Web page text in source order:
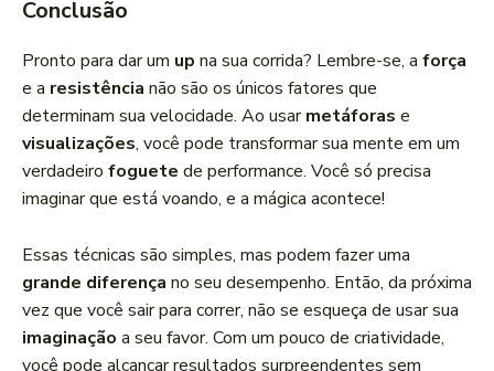
Conclusão
Pronto para dar um up na sua corrida? Lembre-se, a força
e a resistência não são os únicos fatores que
determinam sua velocidade. Ao usarmetáforas e
visualizações, você pode transformar sua mente em um
verdadeiro foguete de performance. Você só precisa
imaginar que está voando, e a mágica acontece!
Essas técnicas são simples, mas podem fazer uma
grande diferença no seu desempenho. Então, da próxima
vez que você sair para correr, não se esqueça de usar sua
imaginação a seu favor. Com um pouco de criatividade,
você pode alcançar resultados surpreendentes sem